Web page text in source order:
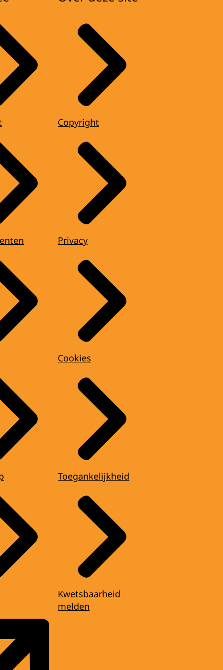
Copyright
Privacy
Cookies
Toegankelijkheid
Kwetsbaarheid
melden